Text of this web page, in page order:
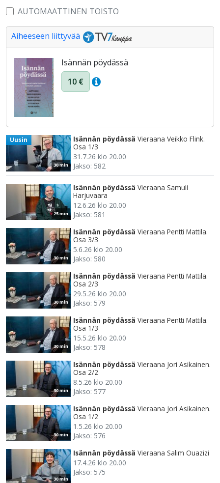
AUTOMAATTINEN TOISTO
Aiheeseen liittyvää
Isännän pöydässä
10 €
30 min
Uusin Isännän pöydässä Vieraana Veikko Flink.
Osa 1/3
31.7.26 klo 20.00
Jakso: 582
25 min
Isännän pöydässä Vieraana Samuli
Harjuvaara
12.6.26 klo 20.00
Jakso: 581
30 min
Isännän pöydässä Vieraana Pentti Mattila.
Osa 3/3
5.6.26 klo 20.00
Jakso: 580
30 min
Isännän pöydässä Vieraana Pentti Mattila.
Osa 2/3
29.5.26 klo 20.00
Jakso: 579
30 min
Isännän pöydässä Vieraana Pentti Mattila.
Osa 1/3
15.5.26 klo 20.00
Jakso: 578
30 min
Isännän pöydässä Vieraana Jori Asikainen.
Osa 2/2
8.5.26 klo 20.00
Jakso: 577
30 min
Isännän pöydässä Vieraana Jori Asikainen.
Osa 1/2
1.5.26 klo 20.00
Jakso: 576
30 min
Isännän pöydässä Vieraana Salim Ouazizi
17.4.26 klo 20.00
Jakso: 575